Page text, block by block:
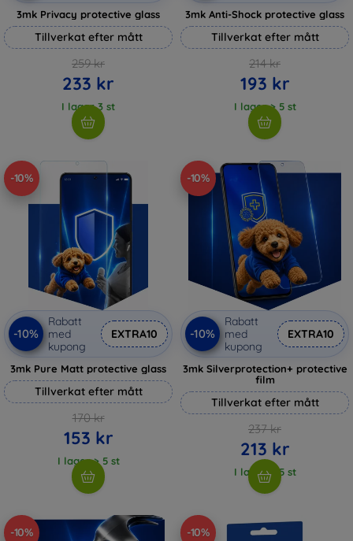
3mk Privacy protective glass
Tillverkat efter mått
259 kr
233 kr
I lager 3 st
3mk Anti-Shock protective glass
Tillverkat efter mått
214 kr
193 kr
I lager > 5 st
-10%
-10%
Rabatt
med
kupong
EXTRA10
3mk Pure Matt protective glass
Tillverkat efter mått
170 kr
153 kr
I lager > 5 st
-10%
-10%
Rabatt
med
kupong
EXTRA10
3mk Silverprotection+ protective
film
Tillverkat efter mått
237 kr
213 kr
I lager > 5 st
-10% -10%